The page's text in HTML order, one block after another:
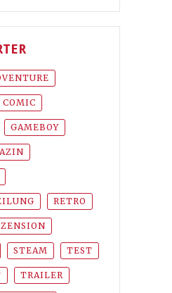
COMIC
GAMEBOY
RETRO
STEAM TEST
TRAILER